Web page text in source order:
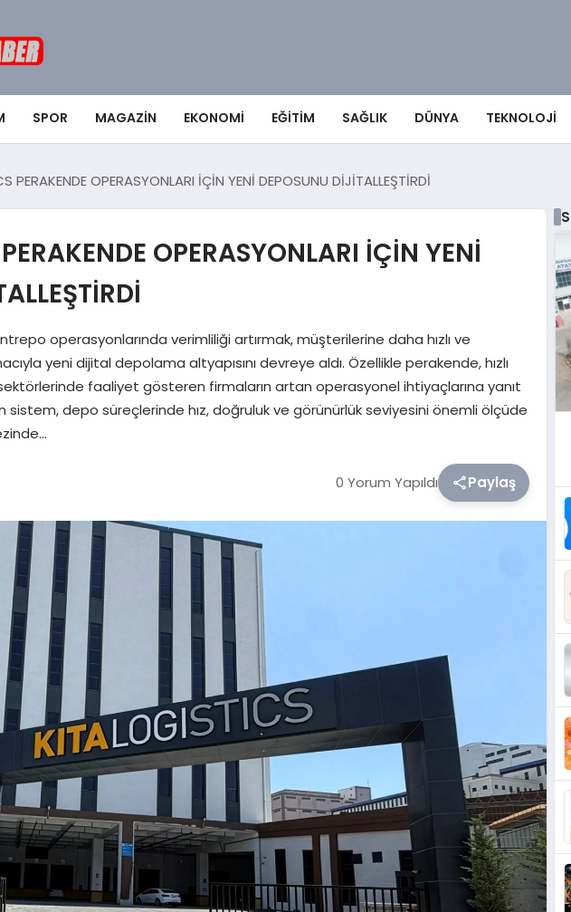
SPOR MAGAZIN EKONOMI EĞITIM SAĞLIK DÜNYA TEKNOLOJI
PERAKENDE OPERASYONLARI İÇİN YENİ DEPOSUNU DİJİTALLEŞTİRDİ
OPERASYONLARI İÇİN YENİ
operasyonlarında verimliliği artırmak, müşterilerine daha hızlı ve
yeni dijital depolama altyapısını devreye aldı. Özellikle perakende, hızlı
faaliyet gösteren firmaların artan operasyonel ihtiyaçlarına yanıt
depo süreçlerinde hız, doğruluk ve görünürlük seviyesini önemli ölçüde
0 Yorum Yapıldı Paylaş